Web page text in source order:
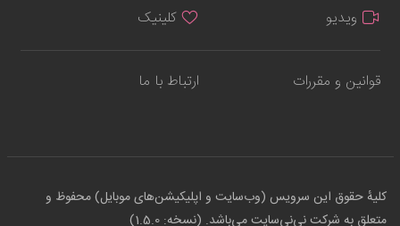
ویدیو
کلینیک
قوانین و مقررات ارتباط با ما
کلیهٔ حقوق این سرویس (وب‌سایت و اپلیکیشن‌های موبایل) محفوظ و
متعلق به شرکت نی‌نی‌سایت می‌باشد. (نسخه: 1.5.0)